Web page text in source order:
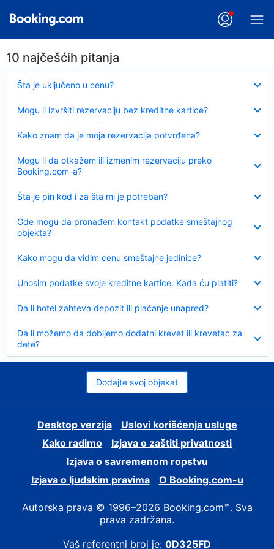
10 najčešćih pitanja
Šta je uključeno u cenu?
Sažeto
Mogu li izvršiti rezervaciju bez kreditne kartice?
Kako znam da je moja rezervacija potvrđena?
Mogu li da otkažem ili izmenim rezervaciju preko
Booking.com-a?
Šta je pin kod i za šta mi je potreban?
Sažeto
Gde mogu da pronađem kontakt podatke smeštajnog
objekta?
Kako mogu da vidim cenu smeštajne jedinice?
Unosim podatke svoje kreditne kartice. Kada ću platiti?
Da li hotel zahteva depozit ili plaćanje unapred?
Da li možemo da dobijemo dodatni krevet ili krevetac za
dete?
Dodajte svoj objekat
Desktop verzija
Uslovi korišćenja usluge
Kako radimo
Izjava o zaštiti privatnosti
Izjava o savremenom ropstvu
Izjava o ljudskim pravima
О Booking.com-u
Autorska prava © 1996–2026 Booking.com™. Sva
prava zadržana.
Vaš referentni broj je: 0D325FD